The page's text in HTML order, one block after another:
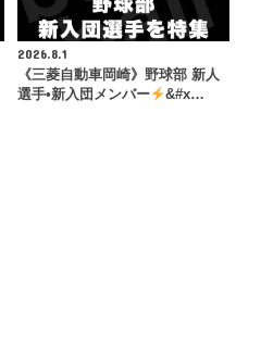
2026.8.1
《三菱自動車岡崎》野球部 新人
選手•新入団メンバー
&#x…